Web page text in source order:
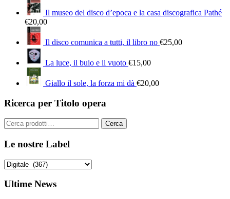
Il museo del disco d’epoca e la casa discografica Pathé
€20,00
Il disco comunica a tutti, il libro no €25,00
La luce, il buio e il vuoto €15,00
Giallo il sole, la forza mi dà €20,00
Ricerca per Titolo opera
Cerca: Cerca
Le nostre Label
Ultime News